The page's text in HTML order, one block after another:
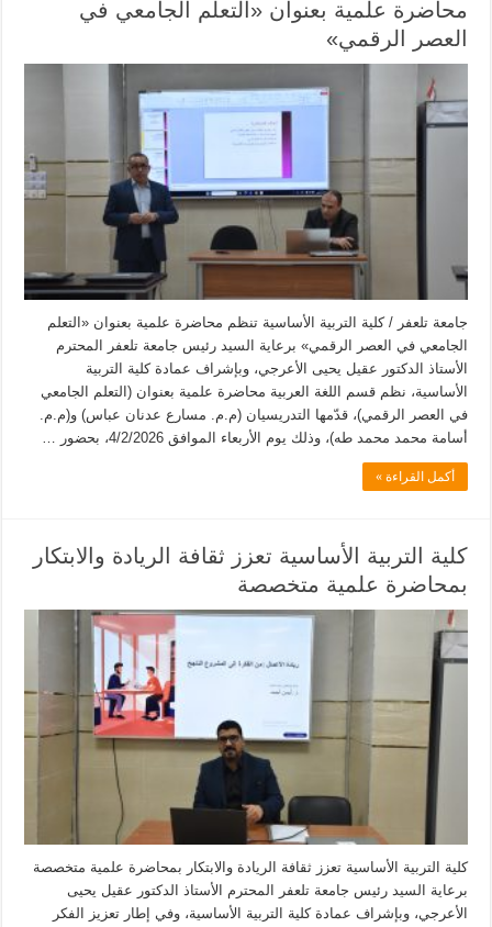
محاضرة علمية بعنوان «التعلم الجامعي في
العصر الرقمي»
جامعة تلعفر / كلية التربية الأساسية تنظم محاضرة علمية بعنوان «التعلم
الجامعي في العصر الرقمي» برعاية السيد رئيس جامعة تلعفر المحترم
الأستاذ الدكتور عقيل يحيى الأعرجي، وبإشراف عمادة كلية التربية
الأساسية، نظم قسم اللغة العربية محاضرة علمية بعنوان (التعلم الجامعي
في العصر الرقمي)، قدّمها التدريسيان (م.م. مسارع عدنان عباس) و(م.م.
أسامة محمد محمد طه)، وذلك يوم الأربعاء الموافق 4/2/2026، بحضور …
أكمل القراءة »
كلية التربية الأساسية تعزز ثقافة الريادة والابتكار
بمحاضرة علمية متخصصة
كلية التربية الأساسية تعزز ثقافة الريادة والابتكار بمحاضرة علمية متخصصة
برعاية السيد رئيس جامعة تلعفر المحترم الأستاذ الدكتور عقيل يحيى
الأعرجي، وبإشراف عمادة كلية التربية الأساسية، وفي إطار تعزيز الفكر